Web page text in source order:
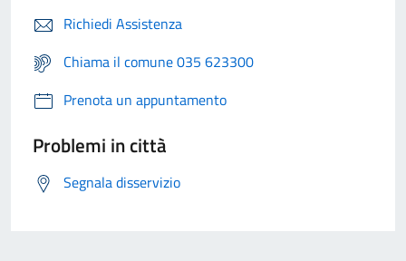
Richiedi Assistenza
Chiama il comune 035 623300
Prenota un appuntamento
Problemi in città
Segnala disservizio